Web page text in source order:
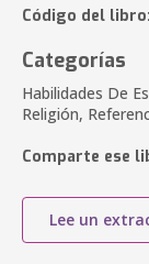
Código del libro:
Categorías
Habilidades De
Religión,
Comparte ese
Lee un